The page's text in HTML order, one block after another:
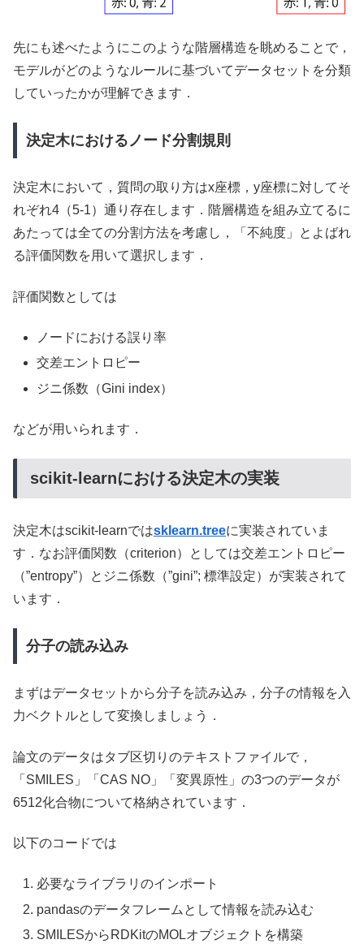
先にも述べたようにこのような階層構造を眺めることで，
モデルがどのようなルールに基づいてデータセットを分類
していったかが理解できます．
決定木におけるノード分割規則
決定木において，質問の取り方はx座標，y座標に対してそ
れぞれ4（5-1）通り存在します．階層構造を組み立てるに
あたっては全ての分割方法を考慮し，「不純度」とよばれ
る評価関数を用いて選択します．
評価関数としては
ノードにおける誤り率
交差エントロピー
ジニ係数（Gini index）
などが用いられます．
scikit-learnにおける決定木の実装
決定木はscikit-learnではsklearn.treeに実装されていま
す．なお評価関数（criterion）としては交差エントロピー
（”entropy”）とジニ係数（”gini”; 標準設定）が実装されて
います．
分子の読み込み
まずはデータセットから分子を読み込み，分子の情報を入
力ベクトルとして変換しましょう．
論文のデータはタブ区切りのテキストファイルで，
「SMILES」「CAS NO」「変異原性」の3つのデータが
6512化合物について格納されています．
以下のコードでは
必要なライブラリのインポート
pandasのデータフレームとして情報を読み込む
SMILESからRDKitのMOLオブジェクトを構築